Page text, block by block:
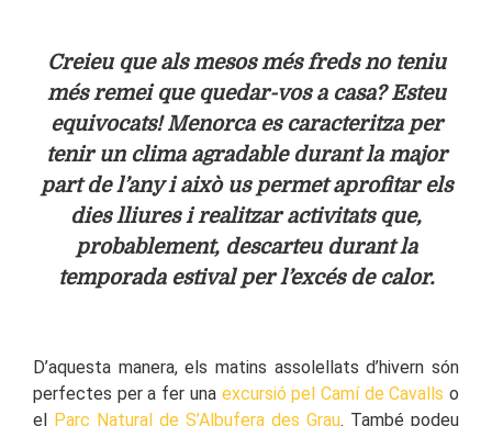
Creieu que als mesos més freds no teniu
més remei que quedar-vos a casa? Esteu
equivocats! Menorca es caracteritza per
tenir un clima agradable durant la major
part de l’any i això us permet aprofitar els
dies lliures i realitzar activitats que,
probablement, descarteu durant la
temporada estival per l’excés de calor.
D’aquesta manera, els matins assolellats d’hivern són
perfectes per a fer una excursió pel Camí de Cavalls o
el Parc Natural de S’Albufera des Grau. També podeu